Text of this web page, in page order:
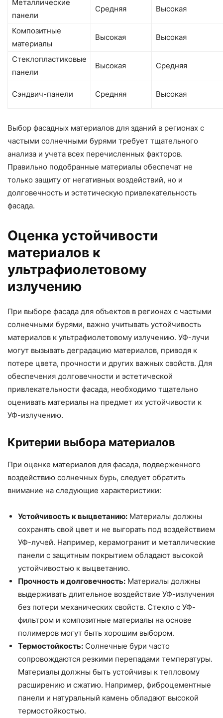
Металлические
панели
Средняя Высокая
Композитные
материалы
Высокая Высокая
Стеклопластиковые
панели
Высокая Средняя
Сэндвич-панели Средняя Высокая
Выбор фасадных материалов для зданий в регионах с
частыми солнечными бурями требует тщательного
анализа и учета всех перечисленных факторов.
Правильно подобранные материалы обеспечат не
только защиту от негативных воздействий, но и
долговечность и эстетическую привлекательность
фасада.
Оценка устойчивости
материалов к
ультрафиолетовому
излучению
При выборе фасада для объектов в регионах с частыми
солнечными бурями, важно учитывать устойчивость
материалов к ультрафиолетовому излучению. УФ-лучи
могут вызывать деградацию материалов, приводя к
потере цвета, прочности и других важных свойств. Для
обеспечения долговечности и эстетической
привлекательности фасада, необходимо тщательно
оценивать материалы на предмет их устойчивости к
УФ-излучению.
Критерии выбора материалов
При оценке материалов для фасада, подверженного
воздействию солнечных бурь, следует обратить
внимание на следующие характеристики:
Устойчивость к выцветанию: Материалы должны
сохранять свой цвет и не выгорать под воздействием
УФ-лучей. Например, керамогранит и металлические
панели с защитным покрытием обладают высокой
устойчивостью к выцветанию.
Прочность и долговечность: Материалы должны
выдерживать длительное воздействие УФ-излучения
без потери механических свойств. Стекло с УФ-
фильтром и композитные материалы на основе
полимеров могут быть хорошим выбором.
Термостойкость: Солнечные бури часто
сопровождаются резкими перепадами температуры.
Материалы должны быть устойчивы к тепловому
расширению и сжатию. Например, фиброцементные
панели и натуральный камень обладают высокой
термостойкостью.